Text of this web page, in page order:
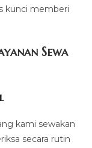
kunci memberi
Sewa
kami sewakan
secara rutin